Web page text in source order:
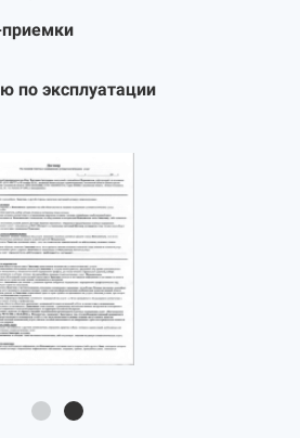
по эксплуатации